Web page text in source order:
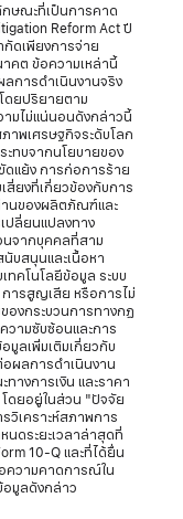
กษณะที่เป็นการคาด
Reform Act ปี
ดเพียงการจ่าย
าคต ข้อความเหล่านี้
ลการดำเนินงานจริง
ดยปริยายตาม
มไม่แน่นอนดังกล่าวนี้
าพเศรษฐกิจระดับโลก
ะทบจากนโยบายของ
ดแย้ง การก่อการร้าย
ยงที่เกี่ยวข้องกับการ
านของผลิตภัณฑ์และ
ปลี่ยนแปลงทาง
นจากบุคคลที่สาม
บสนุนและเนื้อหา
ทคโนโลยีข้อมูล ระบบ
ารสูญเสีย หรือการไม่
องกระบวนการทางกฏ
วามซับซ้อนและการ
มูลเพิ่มเติมเกี่ยวกับ
ผลการดำเนินงาน
างการเงิน และราคา
ดยอยู่ในส่วน "ปัจจัย
วิเคราะห์สภาพการ
นดระยะเวลาล่าสุดที่
10-Q และที่ได้ยื่น
ความคาดการณ์ใน
มูลดังกล่าว